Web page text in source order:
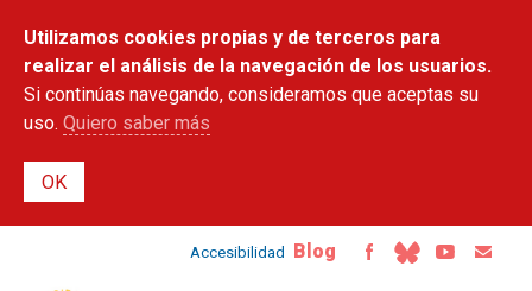
contenido
principal
Utilizamos cookies propias y de terceros para
realizar el análisis de la navegación de los usuarios.
Si continúas navegando, consideramos que aceptas su
uso. Quiero saber más
Accesibilidad Blog